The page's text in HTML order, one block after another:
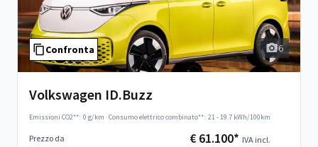
Confronta 6
Volkswagen ID.Buzz
Emissioni CO2**: 0 g/km ·Consumo elettrico combinato**: 21 - 19.7 kWh/100km
Prezzo da € 61.100* IVA incl.